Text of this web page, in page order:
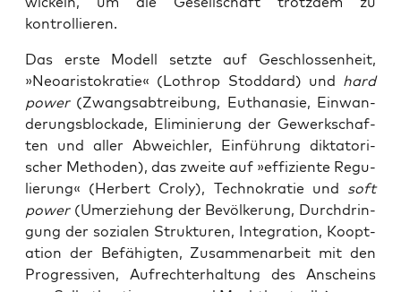
kontrollieren.
Das ers­te Modell setz­te auf Geschlos­sen­heit,
»Neo­aris­to­kra­tie« (Lothrop Stod­dard) und hard
power(Zwangs­ab­trei­bung, Eutha­na­sie, Ein­wan­
de­rungs­blo­cka­de, Eli­mi­nie­rung der Gewerk­schaf­
ten und aller Abweich­ler, Ein­füh­rung dik­ta­to­ri­
scher Metho­den), das zwei­te auf »effi­zi­en­te Regu­
lie­rung« (Her­bert Cro­ly), Tech­no­kra­tie und soft
power(Umer­zie­hung der Bevöl­ke­rung, Durch­drin­
gung der sozia­len Struk­tu­ren, Inte­gra­ti­on, Koopt­
a­ti­on der Befä­hig­ten, Zusam­men­ar­beit mit den
Pro­gres­si­ven, Auf­recht­erhal­tung des Anscheins